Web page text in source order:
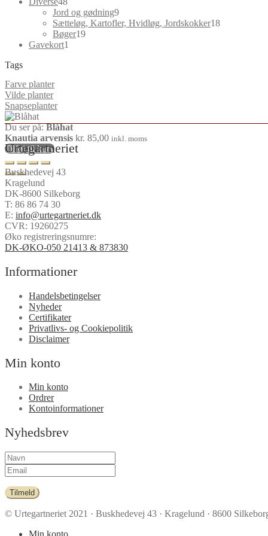
varer
Jord og gødning99
varer
Sætteløg, Kartofler, Hvidløg, Jordskokker1818
Bøger1919
Gavekort1
Tags
Farve planter
Vilde planter
Snapseplanter
Urtegartneriet
Buskhedevej 43
Kragelund
DK-8600 Silkeborg
T: 86 86 74 30
E: info@urtegartneriet.dk
CVR: 19260275
Øko registreringsnumre:
DK-ØKO-050 21413 & 873830
Informationer
Handelsbetingelser
Nyheder
Certifikater
Privatlivs- og Cookiepolitik
Disclaimer
Min konto
Min konto
Ordrer
Kontoinformationer
Nyhedsbrev
Tilmeld
© Urtegartneriet 2021 · Buskhedevej 43 · Kragelund · 8600
Min konto
Du ser på:Blåhat
Knautia arvensis kr. 85,00 inkl. moms
Tilføj til kurv